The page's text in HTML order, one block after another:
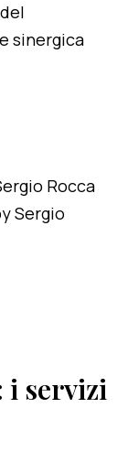
sinergica
i servizi